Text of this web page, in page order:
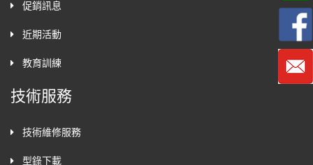
促銷訊息
近期活動
教育訓練
技術服務
技術維修服務
型錄下載